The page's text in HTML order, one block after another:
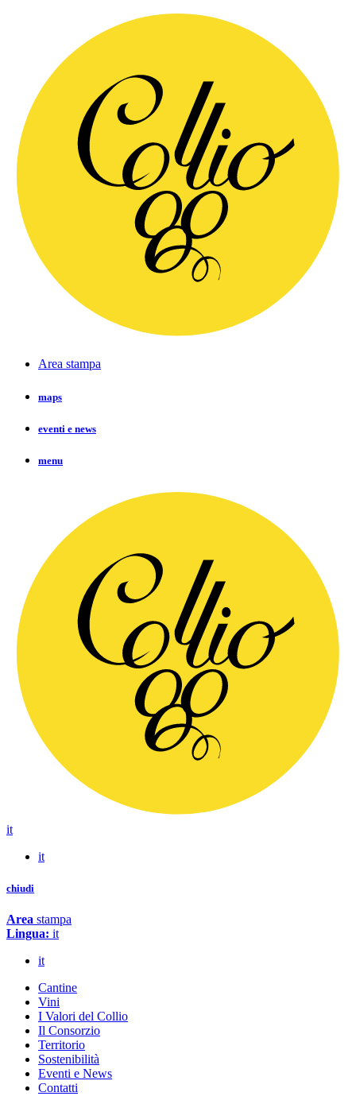
Area stampa
maps
eventi e news
menu
it
it
chiudi
Area stampa
Lingua: it
it
Cantine
Vini
I Valori del Collio
Il Consorzio
Territorio
Sostenibilità
Eventi e News
Contatti